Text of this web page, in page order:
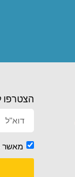
הצטרפו
מאשר